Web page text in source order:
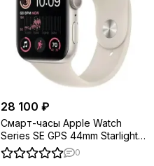
28 100 ₽
Смарт-часы Apple Watch
Series SE GPS 44mm Starlight
Sport Band (MNJX3)
0